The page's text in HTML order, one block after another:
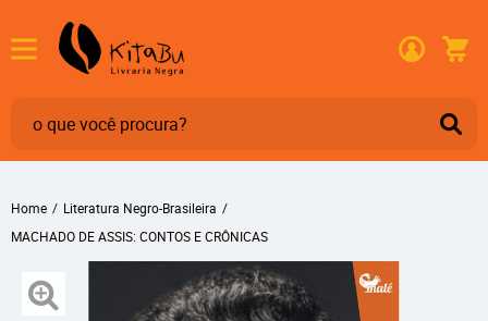
Home
Literatura Negro-Brasileira
MACHADO DE ASSIS: CONTOS E CRÔNICAS